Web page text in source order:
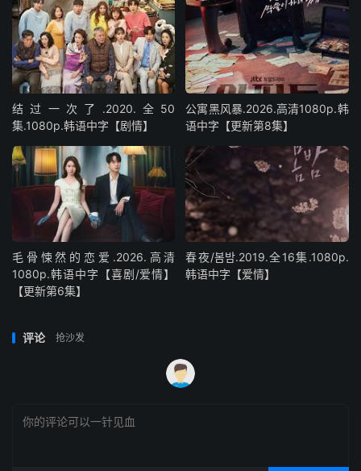
结过一次了.2020.全50
集.1080p.韩语中字【剧情】
公寓黑风暴.2026.高清1080p.韩
语中字【更新第8集】
毛骨悚然的恋爱.2026.高清
1080p.韩语中字【喜剧/爱情】
【更新第6集】
春夜/봄밤‎.2019.全16集.1080p.
韩语中字【爱情】
评论 抢沙发